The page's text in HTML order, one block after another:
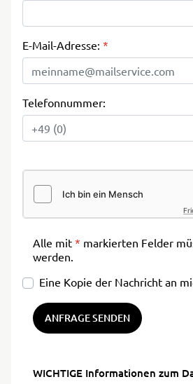
E-Mail-Adresse: *
Telefonnummer:
Alle mit * markierten Felder
werden.
Eine Kopie der Nachricht an
ANFRAGE SENDEN
WICHTIGE Informationen zum